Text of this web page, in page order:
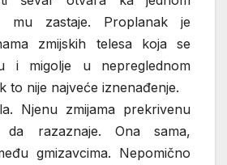
mu zastaje. Proplanak je
zmijskih telesa koja se
i migolje u nepreglednom
to nije najveće iznenađenje.
Njenu zmijama prekrivenu
da razaznaje. Ona sama,
gmizavcima. Nepomično